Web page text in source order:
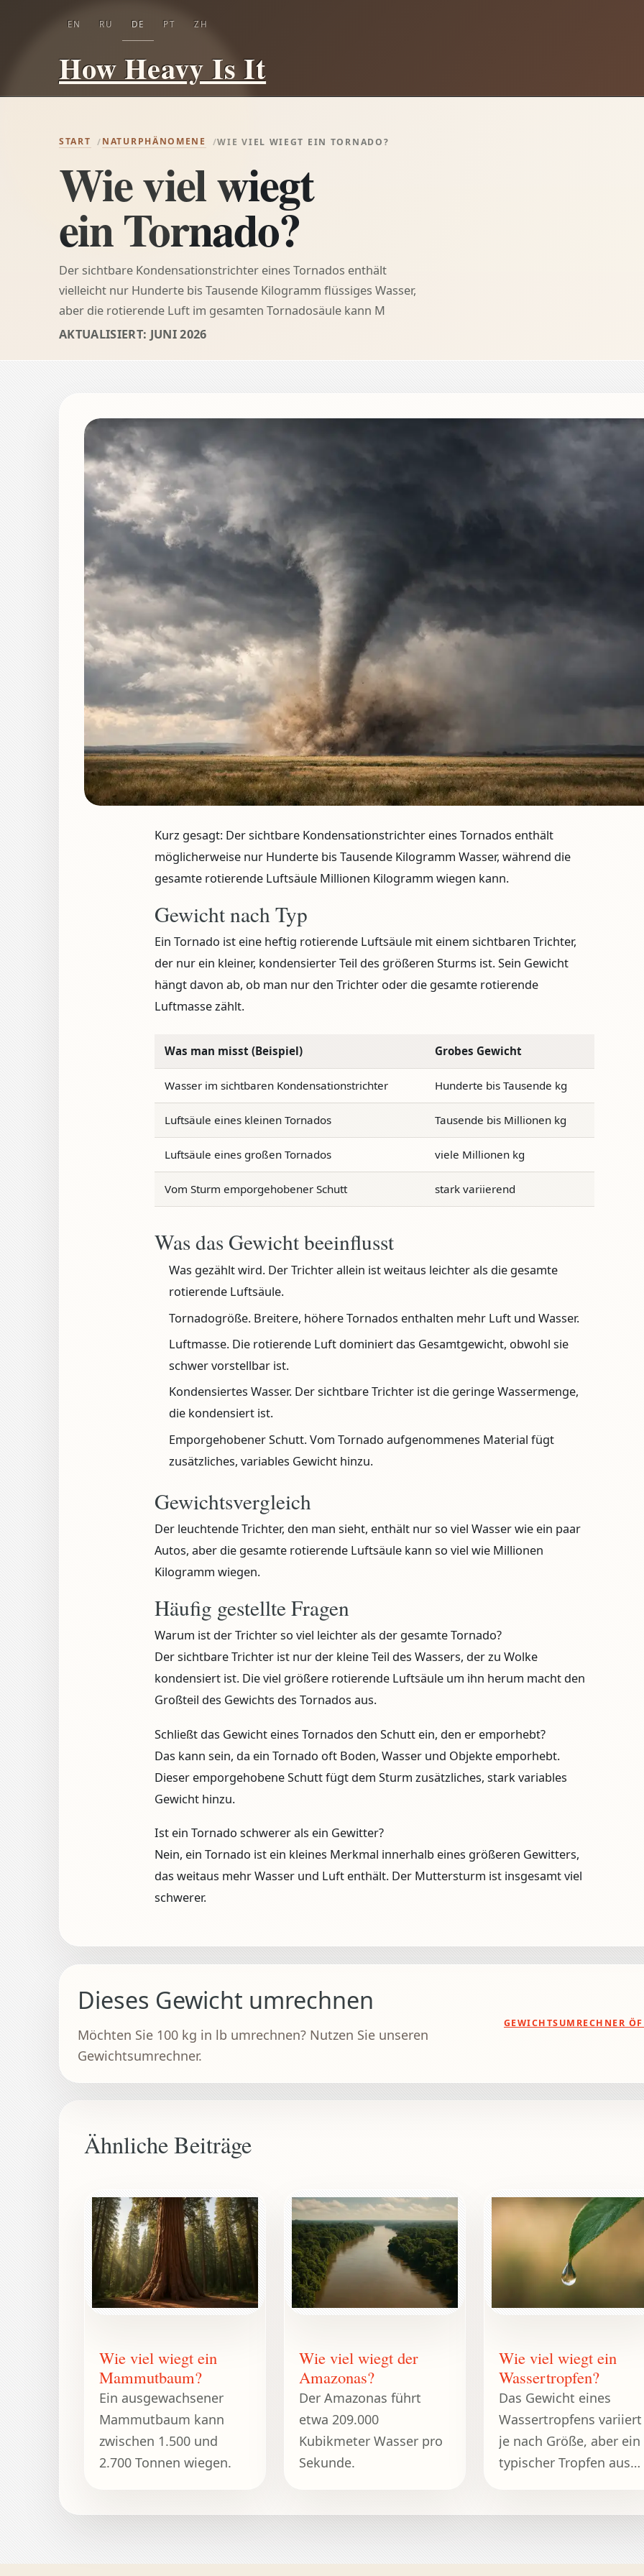
How Heavy Is It
EN RU DE PT ZH
START NATURPHÄNOMENE WIE VIEL WIEGT EIN TORNADO?
Wie viel wiegt
ein Tornado?
Der sichtbare Kondensationstrichter eines Tornados enthält
vielleicht nur Hunderte bis Tausende Kilogramm flüssiges Wasser,
aber die rotierende Luft im gesamten Tornadosäule kann M
AKTUALISIERT: JUNI 2026
Kurz gesagt: Der sichtbare Kondensationstrichter eines Tornados enthält
möglicherweise nur Hunderte bis Tausende Kilogramm Wasser, während die
gesamte rotierende Luftsäule Millionen Kilogramm wiegen kann.
Gewicht nach Typ
Ein Tornado ist eine heftig rotierende Luftsäule mit einem sichtbaren Trichter,
der nur ein kleiner, kondensierter Teil des größeren Sturms ist. Sein Gewicht
hängt davon ab, ob man nur den Trichter oder die gesamte rotierende
Luftmasse zählt.
Was man misst (Beispiel) Grobes Gewicht
Wasser im sichtbaren Kondensationstrichter Hunderte bis Tausende kg
Luftsäule eines kleinen Tornados Tausende bis Millionen kg
Luftsäule eines großen Tornados viele Millionen kg
Vom Sturm emporgehobener Schutt stark variierend
Was das Gewicht beeinflusst
Was gezählt wird. Der Trichter allein ist weitaus leichter als die gesamte
rotierende Luftsäule.
Tornadogröße. Breitere, höhere Tornados enthalten mehr Luft und Wasser.
Luftmasse. Die rotierende Luft dominiert das Gesamtgewicht, obwohl sie
schwer vorstellbar ist.
Kondensiertes Wasser. Der sichtbare Trichter ist die geringe Wassermenge,
die kondensiert ist.
Emporgehobener Schutt.Vom Tornado aufgenommenes Material fügt
zusätzliches, variables Gewicht hinzu.
Gewichtsvergleich
Der leuchtende Trichter, den man sieht, enthält nur so viel Wasser wie ein paar
Autos, aber die gesamte rotierende Luftsäule kann so viel wie Millionen
Kilogramm wiegen.
Häufig gestellte Fragen
Warum ist der Trichter so viel leichter als der gesamte Tornado?
Der sichtbare Trichter ist nur der kleine Teil des Wassers, der zu Wolke
kondensiert ist. Die viel größere rotierende Luftsäule um ihn herum macht den
Großteil des Gewichts des Tornados aus.
Schließt das Gewicht eines Tornados den Schutt ein, den er emporhebt?
Das kann sein, da ein Tornado oft Boden, Wasser und Objekte emporhebt.
Dieser emporgehobene Schutt fügt dem Sturm zusätzliches, stark variables
Gewicht hinzu.
Ist ein Tornado schwerer als ein Gewitter?
Nein, ein Tornado ist ein kleines Merkmal innerhalb eines größeren Gewitters,
das weitaus mehr Wasser und Luft enthält. Der Muttersturm ist insgesamt viel
schwerer.
Dieses Gewicht umrechnen
Möchten Sie 100 kg in lb umrechnen? Nutzen Sie unseren
Gewichtsumrechner.
GEWICHTSUMRECHNER
Ähnliche Beiträge
Wie viel wiegt ein
Mammutbaum?
Ein ausgewachsener
Mammutbaum kann
zwischen 1.500 und
2.700 Tonnen wiegen.
Wie viel wiegt der
Amazonas?
Der Amazonas führt
etwa 209.000
Kubikmeter Wasser pro
Sekunde.
Wie viel wiegt ein
Wassertropfen?
Das Gewicht eines
Wassertropfens variiert
je nach Größe, aber ein
typischer Tropfen aus